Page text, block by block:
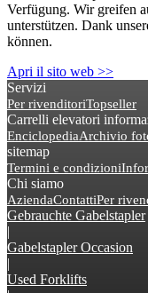
Verfügung. Wir greifen
unterstützen. Dank
können.
Apri il sito web >>
Servizi
Per rivenditoriTopseller
Carrelli elevatori
EnciclopediaArchivio
sitemap
Termini e condizioni
Chi siamo
AziendaContattiPer
Gebrauchte Gabelstapler
|
Gabelstapler Occasion
|
Used Forklifts